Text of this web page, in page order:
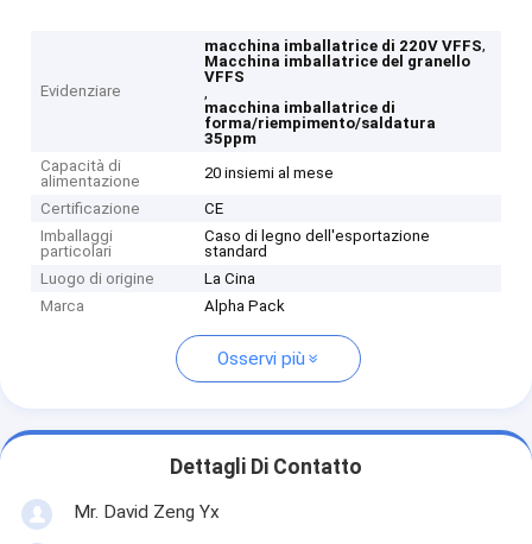
Evidenziare
macchina imballatrice di 220V VFFS,
Macchina imballatrice del granello
VFFS
,
macchina imballatrice di
forma/riempimento/saldatura
35ppm
Capacità di
alimentazione
20 insiemi al mese
Certificazione
CE
Imballaggi
particolari
Caso di legno dell'esportazione
standard
Luogo di origine
La Cina
Marca
Alpha Pack
Osservi più
Dettagli Di Contatto
Mr. David Zeng Yx